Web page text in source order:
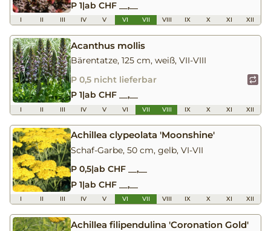
P 1|ab CHF __,__
I II III IV V VI VII VIII IX X XI XII
Acanthus mollis
Bärentatze, 125 cm, weiß, VII-VIII
P 0,5 nicht lieferbar
P 1|ab CHF __,__
I II III IV V VI VII VIII IX X XI XII
Achillea clypeolata 'Moonshine'
Schaf-Garbe, 50 cm, gelb, VI-VII
P 0,5|ab CHF __,__
P 1|ab CHF __,__
I II III IV V VI VII VIII IX X XI XII
Achillea filipendulina 'Coronation Gold'